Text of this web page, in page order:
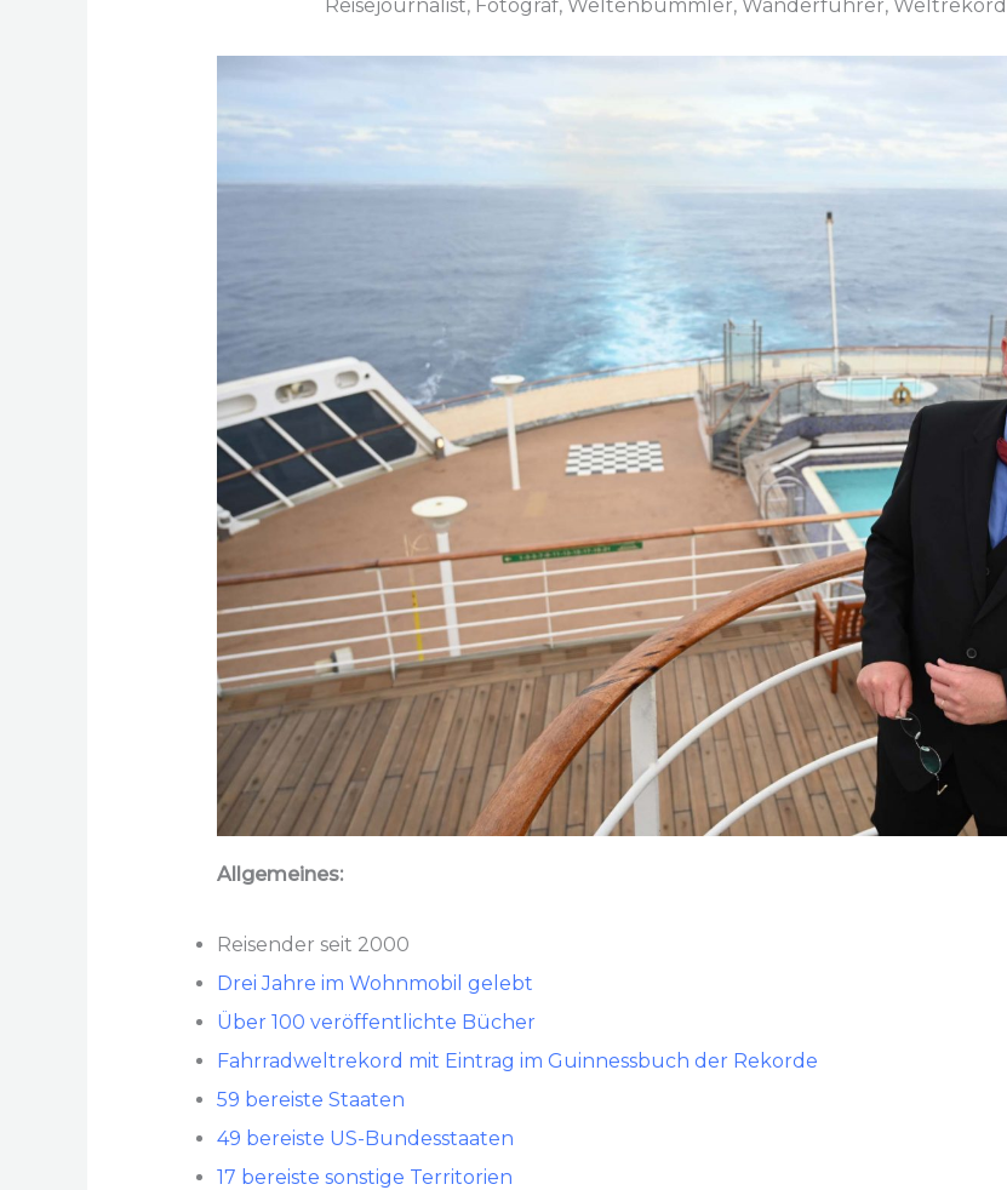
Reisejournalist, Fotograf, Weltenbummler, Wanderführer,
Allgemeines:
Reisender seit 2000
Drei Jahre im Wohnmobil gelebt
Über 100 veröffentlichte Bücher
Fahrradweltrekord mit Eintrag im Guinnessbuch der Rekorde
59 bereiste Staaten
49 bereiste US-Bundesstaaten
17 bereiste sonstige Territorien